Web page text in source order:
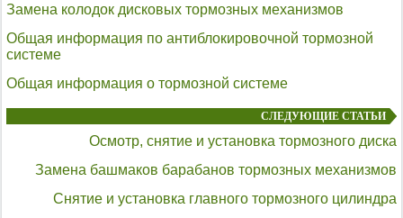
Замена колодок дисковых тормозных механизмов
Общая информация по антиблокировочной тормозной
системе
Общая информация о тормозной системе
СЛЕДУЮЩИЕ СТАТЬИ
Осмотр, снятие и установка тормозного диска
Замена башмаков барабанов тормозных механизмов
Снятие и установка главного тормозного цилиндра